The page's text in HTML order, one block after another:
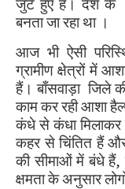
जुटे हुए हैं। देश के
बनता जा रहा था ।
आज भी ऐसी
ग्रामीण क्षेत्रों में
हैं। बाँसवाड़ा जिले
काम कर रही आशा
कंधे से कंधा मिलाकर
कहर से चिंतित हैं
की सीमाओं में बंधे हैं,
क्षमता के अनुसार